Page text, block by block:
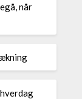
når